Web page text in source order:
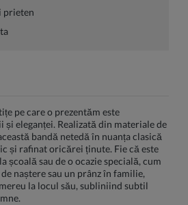
prieten
pe care o prezentăm este
eleganței. Realizată din materiale de
bandă netedă în nuanța clasică
și rafinat oricărei ținute. Fie că este
școală sau de o ocazie specială, cum
naștere sau un prânz în familie,
la locul său, subliniind subtil